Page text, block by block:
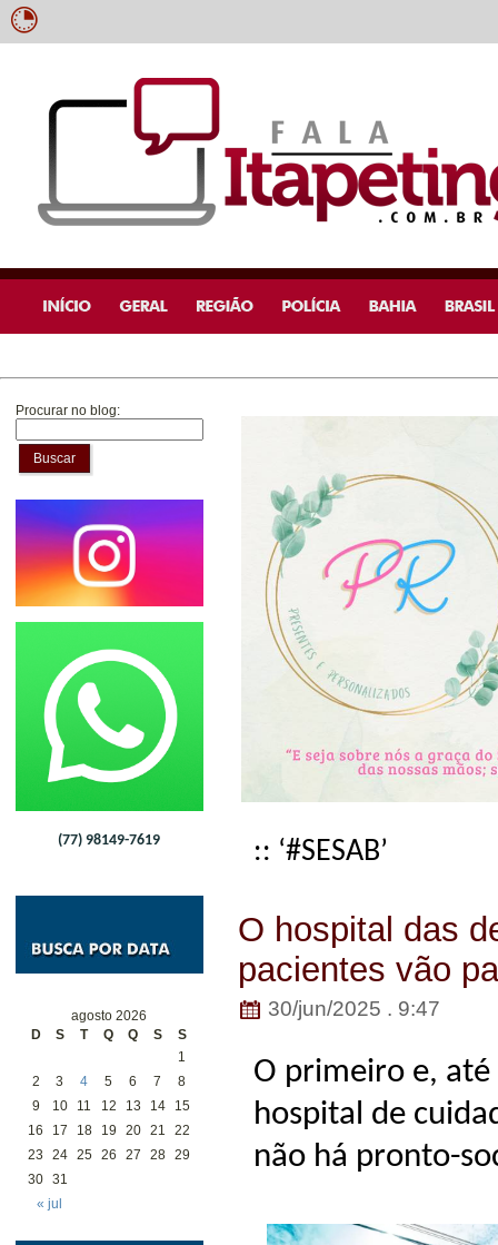
Procurar no blog:
Buscar
(77) 98149-7619
agosto 2026
D
S T Q Q S S
« jul
1
2
3 4 5 6 7
8
9
10 11 12 13 14
15
16
17 18 19 20 21
22
23
24 25 26 27 28 29
30 31
:: ‘#SESAB’
O hospital das
pacientes vão
30/jun/2025 . 9:47
O primeiro e,
hospital de
não há pronto-